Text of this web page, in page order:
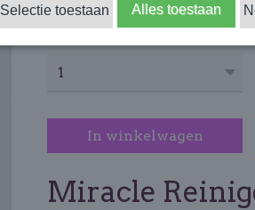
✓Op voorraad
In winkelwagen
Miracle
Selectie toestaan Alles toestaan